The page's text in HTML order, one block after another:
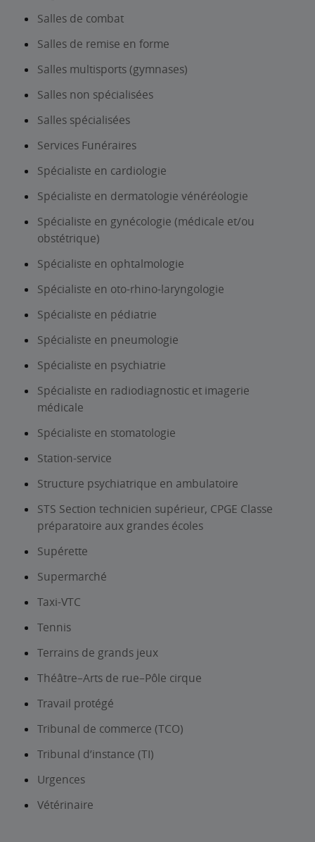
Salles de combat
Salles de remise en forme
Salles multisports (gymnases)
Salles non spécialisées
Salles spécialisées
Services Funéraires
Spécialiste en cardiologie
Spécialiste en dermatologie vénéréologie
Spécialiste en gynécologie (médicale et/ou
obstétrique)
Spécialiste en ophtalmologie
Spécialiste en oto-rhino-laryngologie
Spécialiste en pédiatrie
Spécialiste en pneumologie
Spécialiste en psychiatrie
Spécialiste en radiodiagnostic et imagerie
médicale
Spécialiste en stomatologie
Station-service
Structure psychiatrique en ambulatoire
STS Section technicien supérieur, CPGE Classe
préparatoire aux grandes écoles
Supérette
Supermarché
Taxi-VTC
Tennis
Terrains de grands jeux
Théâtre–Arts de rue–Pôle cirque
Travail protégé
Tribunal de commerce (TCO)
Tribunal d’instance (TI)
Urgences
Vétérinaire